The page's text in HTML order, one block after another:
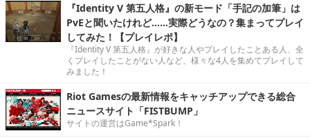
『Identity V 第五人格』の新モード「手記の加筆」は
PvEと聞いたけれど……実際どうなの？集まってプレイ
してみた！【プレイレポ】
『Identity V 第五人格』が好きな人やプレイしたことある人、全
くプレイしたことがない人など、様々な4人を集めてプレイして
みました！
Riot Gamesの最新情報をキャッチアップできる総合
ニュースサイト「FISTBUMP」
サイトの運営はGame*Spark！